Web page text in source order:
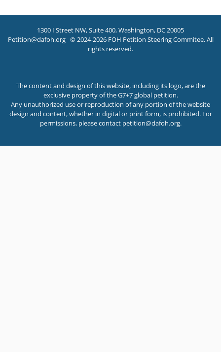
1300 I Street NW, Suite 400, Washington, DC 20005
Petition@dafoh.org© 2024-2026 FOH Petition Steering Commitee. All
rights reserved.
The content and design of this website, including its logo, are the
exclusive property of the G7+7 global petition.
Any unauthorized use or reproduction of any portion of the website
design and content, whether in digital or print form, is prohibited. For
permissions, please contact petition@dafoh.org.